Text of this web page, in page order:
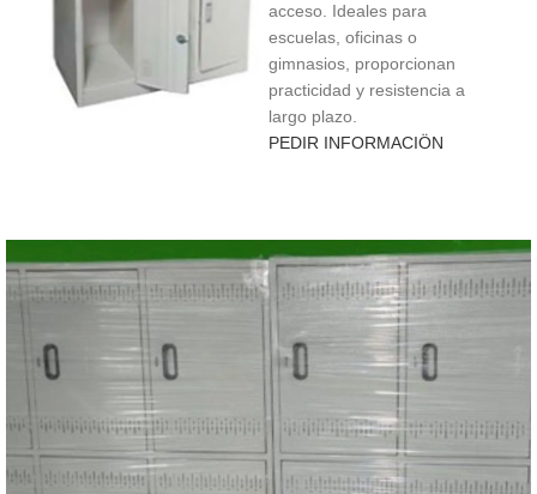
acceso. Ideales para
escuelas, oficinas o
gimnasios, proporcionan
practicidad y resistencia a
largo plazo.
PEDIR INFORMACIÖN